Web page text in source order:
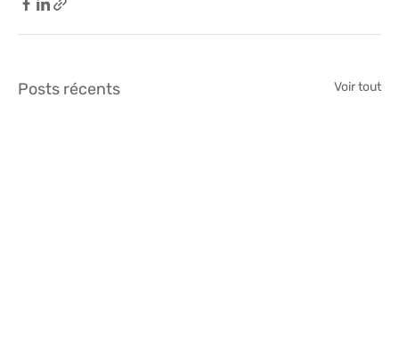
Posts récents Voir tout